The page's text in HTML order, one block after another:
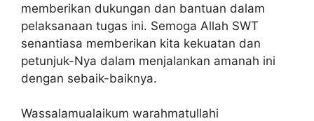
memberikan dukungan dan bantuan dalam
pelaksanaan tugas ini. Semoga Allah SWT
senantiasa memberikan kita kekuatan dan
petunjuk-Nya dalam menjalankan amanah ini
dengan sebaik-baiknya.
Wassalamualaikum warahmatullahi